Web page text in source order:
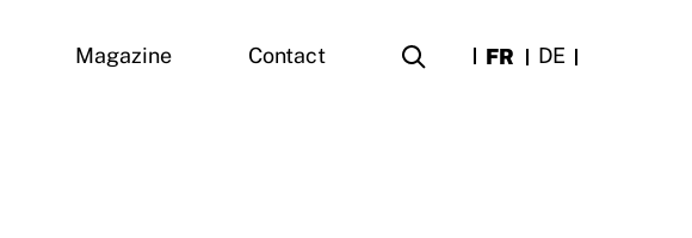
Magazine Contact FR DE